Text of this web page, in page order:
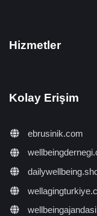
Hizmetler
Kolay Erişim
ebrusinik.com